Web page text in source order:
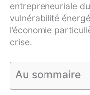
entrepreneuriale
vulnérabilité
l’économie
crise.
Au sommaire